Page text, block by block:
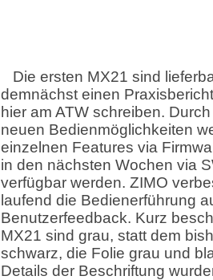
Die ersten MX21 sind
demnächst einen
hier am ATW schreiben.
neuen Bedienmöglichkeiten
einzelnen Features via
in den nächsten Wochen via
verfügbar werden. ZIMO
laufend die Bedienerführung
Benutzerfeedback. Kurz
MX21 sind grau, statt dem
schwarz, die Folie grau und
Details der Beschriftung